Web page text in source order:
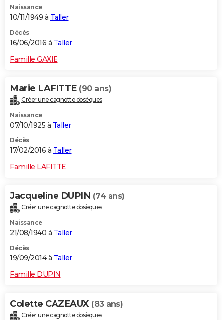
Naissance
10/11/1949 à Taller
Décès
16/06/2016 à Taller
Famille GAXIE
Marie LAFITTE (90 ans)
Créer une cagnotte obsèques
Naissance
07/10/1925 à Taller
Décès
17/02/2016 à Taller
Famille LAFITTE
Jacqueline DUPIN (74 ans)
Créer une cagnotte obsèques
Naissance
21/08/1940 à Taller
Décès
19/09/2014 à Taller
Famille DUPIN
Colette CAZEAUX (83 ans)
Créer une cagnotte obsèques